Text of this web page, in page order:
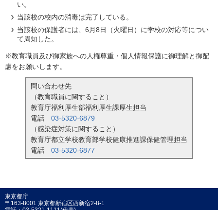
い。
当該校の校内の消毒は完了している。
当該校の保護者には、6月8日（火曜日）に学校の対応等につい
て周知した。
※教育職員及び御家族への人権尊重・個人情報保護に御理解と御配
慮をお願いします。
問い合わせ先
（教育職員に関すること）
教育庁福利厚生部福利厚生課厚生担当
電話 03-5320-6879
（感染症対策に関すること）
教育庁都立学校教育部学校健康推進課保健管理担当
電話 03-5320-6877
東京都庁
〒163-8001 東京都新宿区西新宿2-8-1